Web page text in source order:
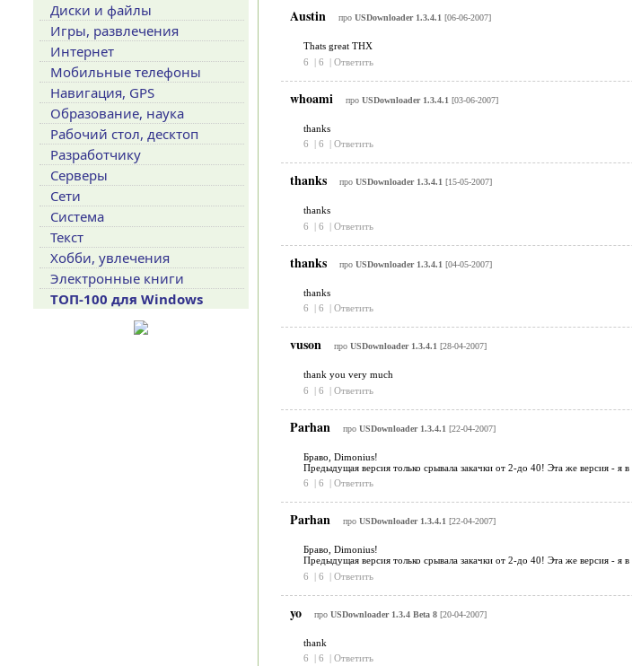
Austin про USDownloader 1.3.4.1 [06-06-2007]
Thats great THX
6
| 6 | Ответить
whoami про USDownloader 1.3.4.1 [03-06-2007]
thanks
6
| 6 | Ответить
thanks про USDownloader 1.3.4.1 [15-05-2007]
thanks
6
| 6 | Ответить
thanks про USDownloader 1.3.4.1 [04-05-2007]
thanks
6
| 6 | Ответить
vuson про USDownloader 1.3.4.1 [28-04-2007]
thank you very much
6
| 6 | Ответить
Parhan про USDownloader 1.3.4.1 [22-04-2007]
Браво, Dimonius!
Предыдущая версия только срывала закачки от 2-до 40! Эта же версия - я
6
| 6 | Ответить
Parhan про USDownloader 1.3.4.1 [22-04-2007]
Браво, Dimonius!
Предыдущая версия только срывала закачки от 2-до 40! Эта же версия - я
6
| 6 | Ответить
yo про USDownloader 1.3.4 Beta 8[20-04-2007]
thank
6
| 6 | Ответить
Диски и файлы
Игры, развлечения
Интернет
Мобильные телефоны
Навигация, GPS
Образование, наука
Рабочий стол, десктоп
Разработчику
Серверы
Сети
Система
Текст
Хобби, увлечения
Электронные книги
ТОП-100 для Windows